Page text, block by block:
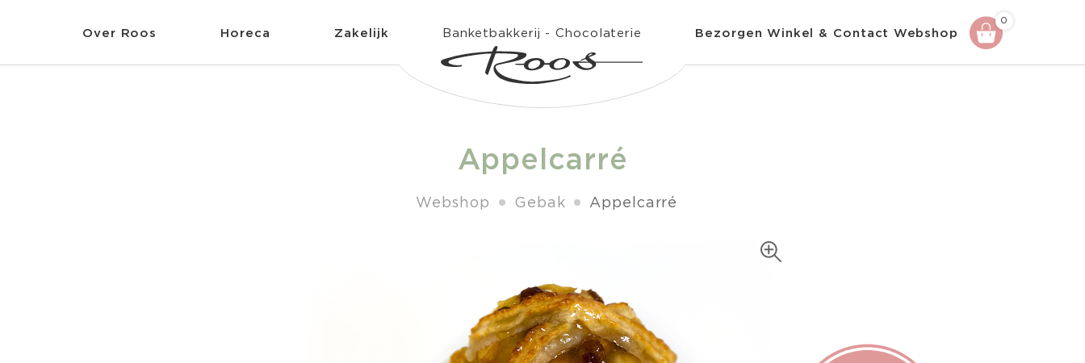
Over Roos Horeca Zakelijk Banketbakkerij - Chocolaterie Bezorgen Winkel & Contact Webshop
0
Appelcarré
Webshop Gebak Appelcarré